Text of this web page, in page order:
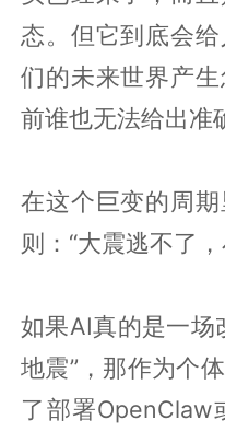
态。但它到底会
们的未来世界产
前谁也无法给出准
在这个巨变的周
则：“大震逃不了
如果AI真的是一场
地震”，那作为个
了部署